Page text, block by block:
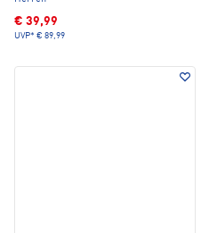
€ 39,99
UVP* € 89,99